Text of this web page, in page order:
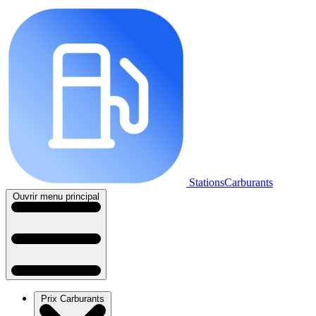
StationsCarburants
Ouvrir menu principal
Prix Carburants